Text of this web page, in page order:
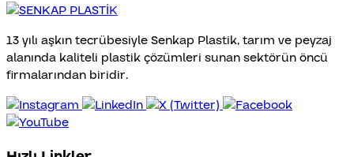
13 yılı aşkın tecrübesiyle Senkap Plastik, tarım ve peyzaj
alanında kaliteli plastik çözümleri sunan sektörün öncü
firmalarından biridir.